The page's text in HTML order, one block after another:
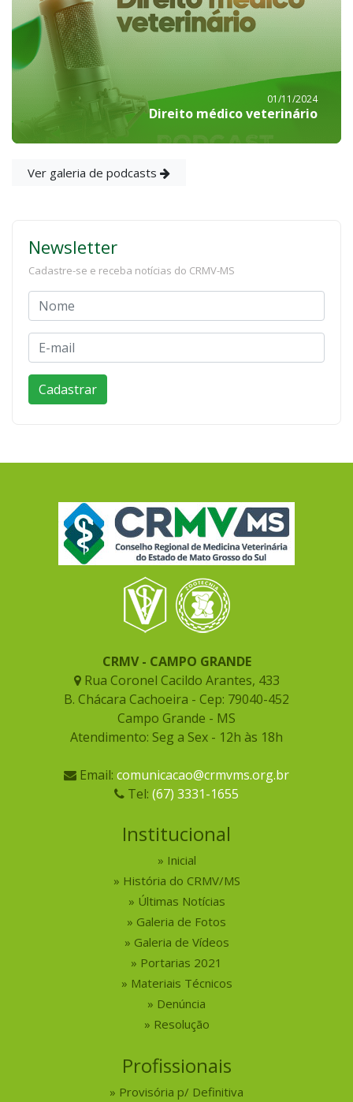
01/11/2024
Direito médico veterinário
Ver galeria de podcasts
Newsletter
Cadastre-se e receba notícias do CRMV-MS
CRMV - CAMPO GRANDE
Rua Coronel Cacildo Arantes, 433
B. Chácara Cachoeira - Cep: 79040-452
Campo Grande - MS
Atendimento: Seg a Sex - 12h às 18h
Email: comunicacao@crmvms.org.br
Tel: (67) 3331-1655
Institucional
Inicial
História do CRMV/MS
Últimas Notícias
Galeria de Fotos
Galeria de Vídeos
Portarias 2021
Materiais Técnicos
Denúncia
Resolução
Profissionais
Provisória p/ Definitiva